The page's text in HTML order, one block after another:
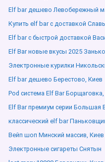
Elf bar дешево Левобережный
Купить elf bar с доставкой
Elf bar с быстрой доставкой
Elf Bar новые вкусы 2025
Электронные курилки
Elf bar дешево Берестово, Киев
Pod система Elf Bar
Elf Bar премиум серии Большая
классический elf bar
Вейп шоп Минский массив, Киев
Электронные сигареты Снятын